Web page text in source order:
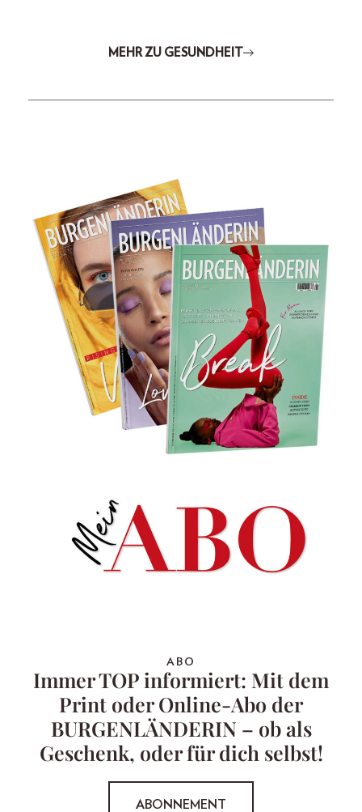
MEHR ZU GESUNDHEIT
ABO
Immer TOP informiert: Mit dem
Print oder Online-Abo der
BURGENLÄNDERIN – ob als
Geschenk, oder für dich selbst!
ABONNEMENT